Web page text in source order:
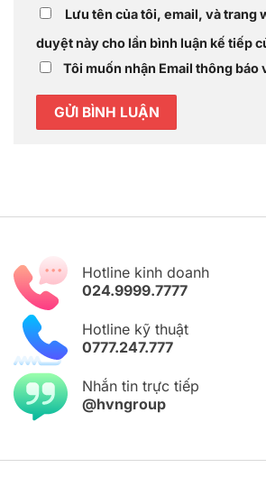
Lưu tên của tôi, email, và trang
duyệt này cho lần bình luận kế tiếp
Tôi muốn nhận Email thông báo
Hotline kinh doanh
024.9999.7777
Hotline kỹ thuật
0777.247.777
Nhắn tin trực tiếp
@hvngroup